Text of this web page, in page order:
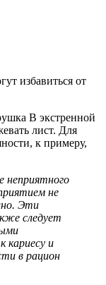
В экстренной
лист. Для
к примеру,
неприятного
не
Эти
следует
кариесу и
в рацион